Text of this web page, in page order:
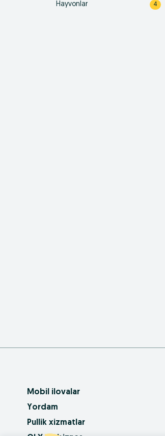
Hayvonlar 4
Mobil ilovalar
Yordam
Pullik xizmatlar